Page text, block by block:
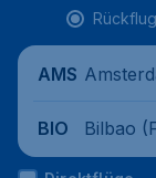
Rückflug
AMS
BIO
Bilbao